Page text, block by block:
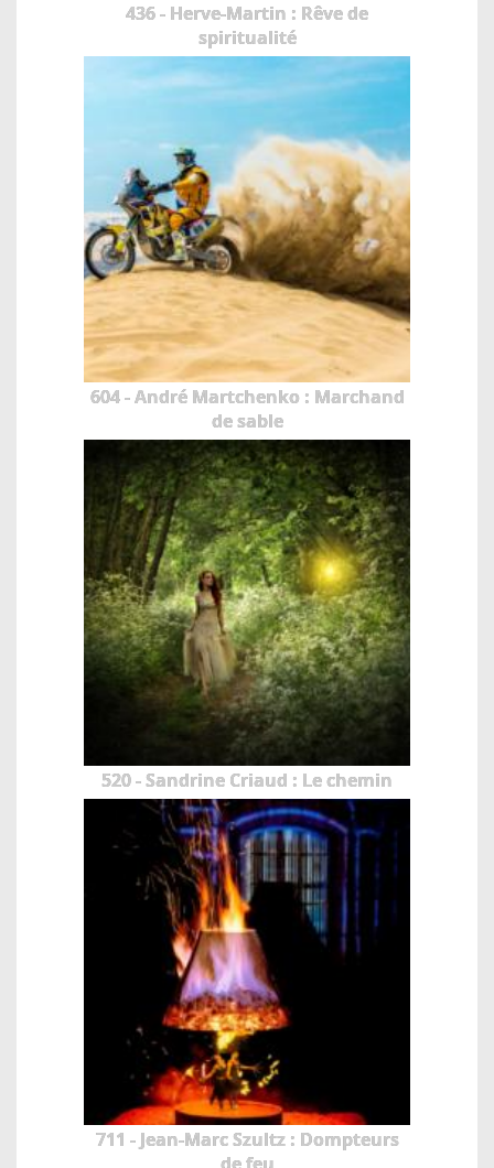
436 - Herve-Martin : Rêve de
spiritualité
604 - André Martchenko : Marchand
de sable
520 - Sandrine Criaud : Le chemin
711 - Jean-Marc Szultz : Dompteurs